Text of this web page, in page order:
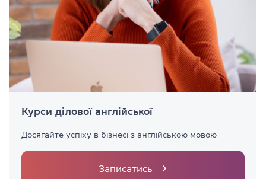
Курси ділової англійської
Досягайте успіху в бізнесі з англійською мовою
Записатись